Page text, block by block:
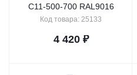
C11-500-700 RAL9016
Код товара: 25133
4 420₽